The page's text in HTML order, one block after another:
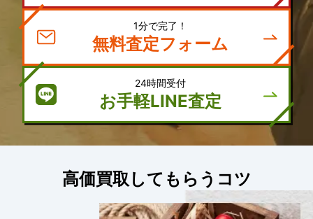
1分で完了！
無料査定フォーム
24時間受付
お手軽LINE査定
高価買取してもらうコツ